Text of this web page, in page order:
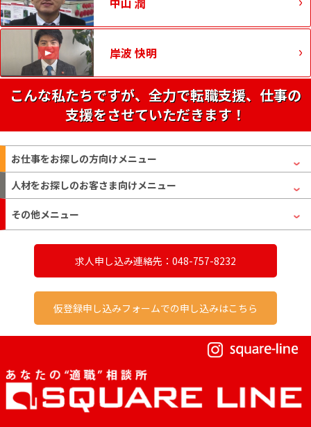
岸波 快明
こんな私たちですが、全力で転職支援、仕事の
支援をさせていただきます！
お仕事をお探しの方向けメニュー
人材をお探しのお客さま向けメニュー
その他メニュー
求人申し込み連絡先：048-757-8232
仮登録申し込みフォームでの申し込みはこちら